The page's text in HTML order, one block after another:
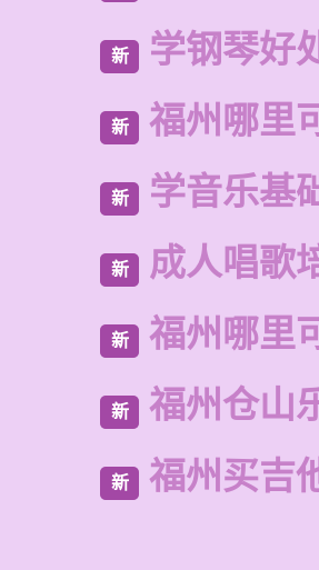
新 学钢琴好
新 福州哪里
新 学音乐基
新 成人唱歌
新 福州哪里
新 福州仓山
新 福州买吉